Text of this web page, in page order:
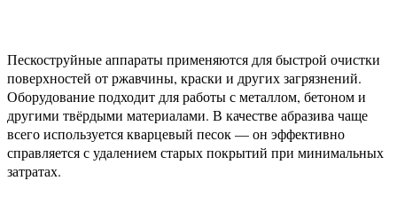
Пескоструйные аппараты применяются для быстрой очистки
поверхностей от ржавчины, краски и других загрязнений.
Оборудование подходит для работы с металлом, бетоном и
другими твёрдыми материалами. В качестве абразива чаще
всего используется кварцевый песок — он эффективно
справляется с удалением старых покрытий при минимальных
затратах.